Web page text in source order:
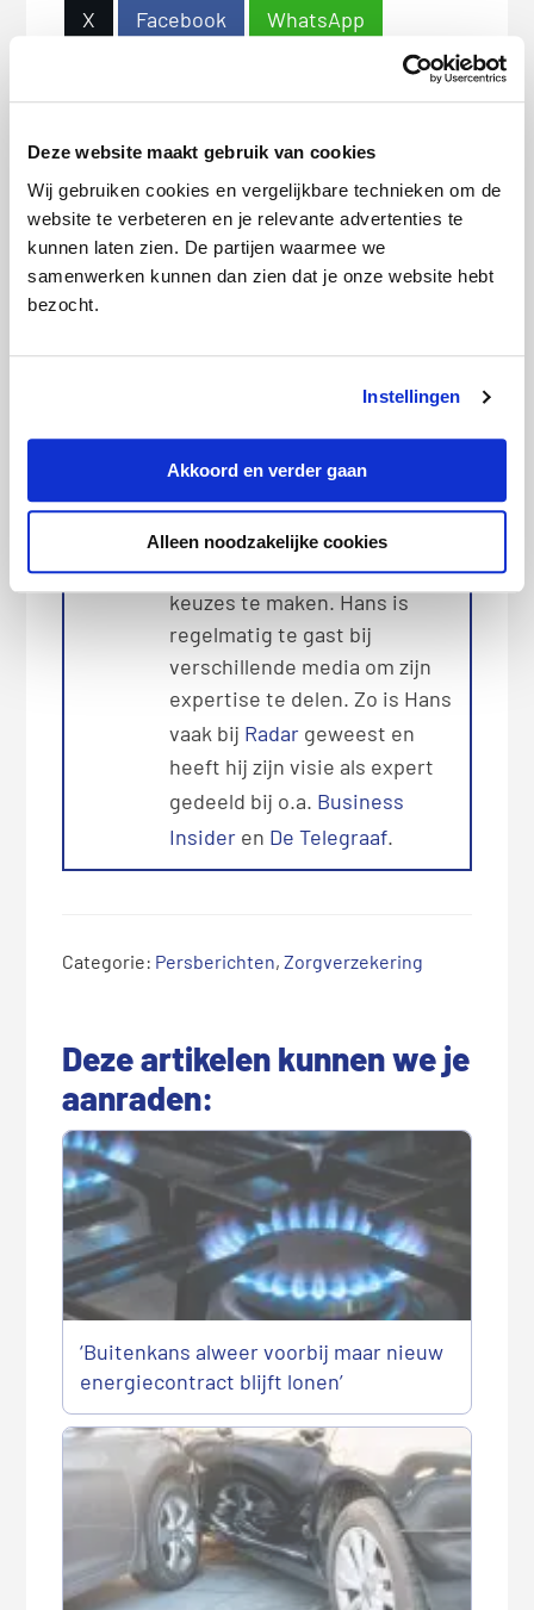
Deze website maakt gebruik van cookies
Wij gebruiken cookies en vergelijkbare technieken om de
website te verbeteren en je relevante advertenties te
kunnen laten zien. De partijen waarmee we
samenwerken kunnen dan zien dat je onze website hebt
bezocht.
Instellingen
Akkoord en verder gaan
Alleen noodzakelijke cookies
X Facebook WhatsApp
Bio
Latest Posts
Hans de Kok
De informatie op deze pagina
expert in vaste lasten en
abonnementen. Met zijn
kennis over energie,
zorgverzekeringen en
consumptief krediet helpt hij
consumenten de beste
keuzes te maken. Hans is
regelmatig te gast bij
verschillende media om zijn
expertise te delen. Zo is Hans
vaak bij Radar geweest en
heeft hij zijn visie als expert
gedeeld bij o.a. Business
Insider en De Telegraaf.
Categorie: Persberichten,Zorgverzekering
Deze artikelen kunnen we je
aanraden:
‘Buitenkans alweer voorbij maar nieuw
energiecontract blijft lonen’